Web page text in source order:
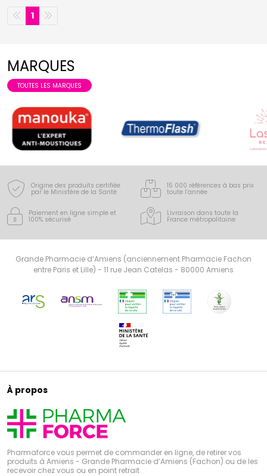
1
MARQUES
TOUTES LES MARQUES
Origine des produits certifiée
par le Ministère de la Santé
15 000 références à bas prix
toute l’année
Paiement en ligne simple et
100% sécurisé
Livraison dans toute la
France métropolitaine
Grande Pharmacie d’Amiens (anciennement Pharmacie Fachon
entre Paris et Lille) - 11 rue Jean Catelas - 80000 Amiens
À propos
Pharmaforce vous permet de commander en ligne, de retirer vos
produits à Amiens - Grande Pharmacie d’Amiens (Fachon) ou de les
recevoir chez vous ou en point retrait